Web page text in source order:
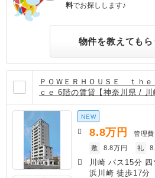
料でお探しします♪
物件を教えてもら
ＰＯＷＥＲＨＯＵＳＥ ｔｈ
ｃｅ 6階の賃貸【神奈川県 / 川
NEW
8.8万円 管理費
敷
8.8万円 礼
川崎 バス15分
浜川崎 徒歩17分